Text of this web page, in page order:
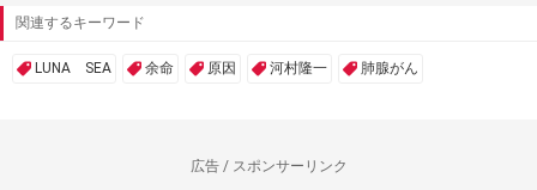
関連するキーワード
LUNA SEA 余命 原因 河村隆一 肺腺がん
広告 / スポンサーリンク